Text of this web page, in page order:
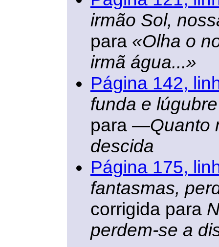
irmão Sol,
para «Olha o
irmã água...»
Página 142,
funda e
para —Quanto
descida
Página 175,
fantasmas,
corrigida para
perdem-se a